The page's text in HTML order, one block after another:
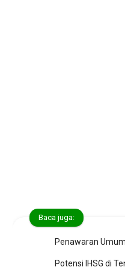
Baca juga: